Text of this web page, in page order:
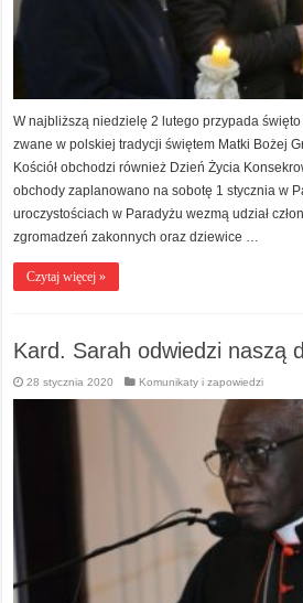
W najbliższą niedzielę 2 lutego przypada
zwane w polskiej tradycji świętem Matki Bożej
Kościół obchodzi również Dzień Życia
obchody zaplanowano na sobotę 1 stycznia w
uroczystościach w Paradyżu wezmą udział
zgromadzeń zakonnych oraz dziewice …
Czytaj więcej »
Kard. Sarah odwiedzi naszą
28 stycznia 2020 Komunikaty i zapowiedzi